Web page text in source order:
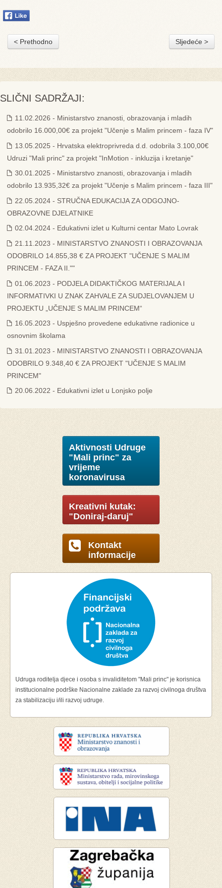
< Prethodno Sljedeće >
SLIČNI SADRŽAJI:
11.02.2026 - Ministarstvo znanosti, obrazovanja i mladih
odobrilo 16.000,00€ za projekt "Učenje s Malim princem - faza IV"
13.05.2025 - Hrvatska elektroprivreda d.d. odobrila 3.100,00€
Udruzi "Mali princ" za projekt "InMotion - inkluzija i kretanje"
30.01.2025 - Ministarstvo znanosti, obrazovanja i mladih
odobrilo 13.935,32€ za projekt "Učenje s Malim princem - faza III"
22.05.2024 - STRUČNA EDUKACIJA ZA ODGOJNO-
OBRAZOVNE DJELATNIKE
02.04.2024 - Edukativni izlet u Kulturni centar Mato Lovrak
21.11.2023 - MINISTARSTVO ZNANOSTI I OBRAZOVANJA
ODOBRILO 14.855,38 € ZA PROJEKT "UČENJE S MALIM
PRINCEM - FAZA II.""
01.06.2023 - PODJELA DIDAKTIČKOG MATERIJALA I
INFORMATIVKI U ZNAK ZAHVALE ZA SUDJELOVANJEM U
PROJEKTU „UČENJE S MALIM PRINCEM“
16.05.2023 - Uspješno provedene edukativne radionice u
osnovnim školama
31.01.2023 - MINISTARSTVO ZNANOSTI I OBRAZOVANJA
ODOBRILO 9.348,40 € ZA PROJEKT "UČENJE S MALIM
PRINCEM"
20.06.2022 - Edukativni izlet u Lonjsko polje
Aktivnosti Udruge
"Mali princ" za
vrijeme
koronavirusa
Kreativni kutak:
"Doniraj-daruj"
Kontakt
informacije
Udruga roditelja djece i osoba s invaliditetom "Mali princ" je korisnica
institucionalne podrške Nacionalne zaklade za razvoj civilnoga društva
za stabilizaciju i/ili razvoj udruge.